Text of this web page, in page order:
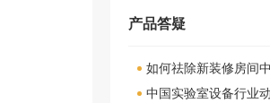
产品答疑
如何祛除新装修房间
中国实验室设备行业